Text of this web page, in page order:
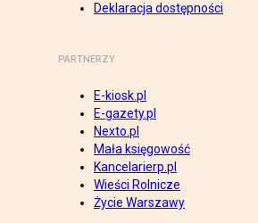
Deklaracja dostępności
PARTNERZY
E-kiosk.pl
E-gazety.pl
Nexto.pl
Mała księgowość
Kancelarierp.pl
Wieści Rolnicze
Życie Warszawy